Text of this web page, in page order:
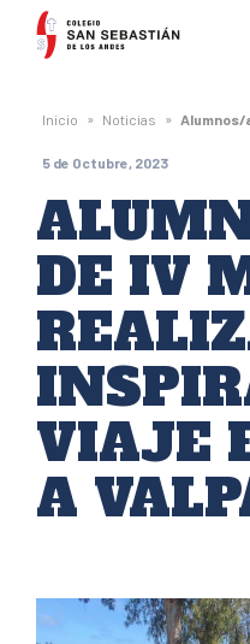
Colegio
San
Sebastián
de
Los
Andes
Inicio » Noticias » Alumnos/
5 de Octubre, 2023
DE IV
VIAJE
A